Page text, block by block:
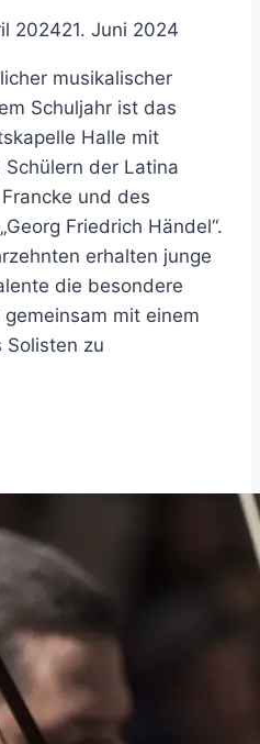
202421. Juni 2024
musikalischer
Schuljahr ist das
Halle mit
der Latina
und des
Friedrich Händel“.
erhalten junge
die besondere
mit einem
Solisten zu